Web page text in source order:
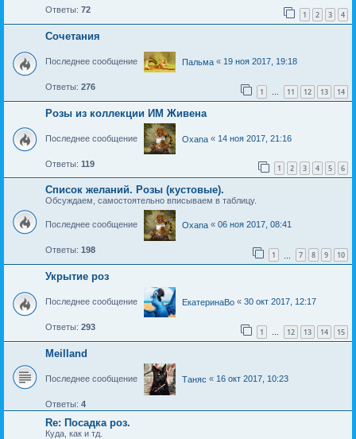
Ответы: 72 1 2 3 4
Сочетания
Последнее сообщение Пальма « 19 ноя 2017, 19:18
Ответы: 276 1 … 11 12 13 14
Розы из коллекции ИМ Живена
Последнее сообщение Oxana « 14 ноя 2017, 21:16
Ответы: 119 1 2 3 4 5 6
Список желаний. Розы (кустовые).
Обсуждаем, самостоятельно вписываем в таблицу.
Последнее сообщение Oxana « 06 ноя 2017, 08:41
Ответы: 198 1 7 8 9 10
Укрытие роз
Последнее сообщение ЕкатеринаВо « 30 окт 2017, 12:17
Ответы: 293 1 … 12 13 14 15
Meilland
Последнее сообщение Таняс « 16 окт 2017, 10:23
Ответы: 4
Re: Посадка роз.
Куда, как и тд.